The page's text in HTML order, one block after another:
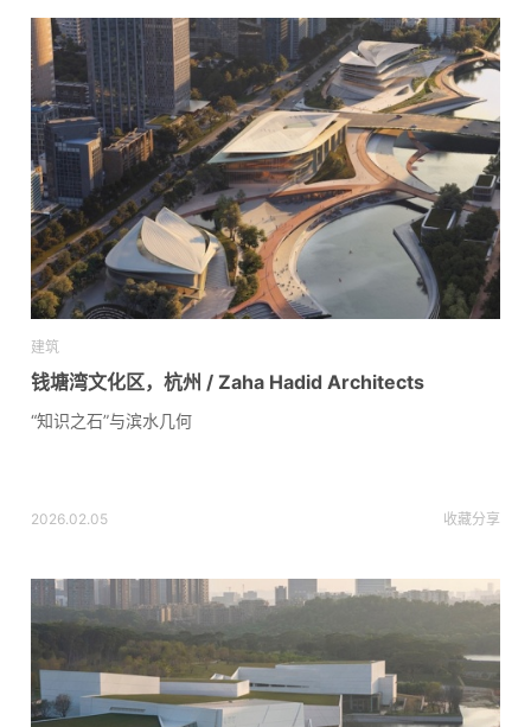
建筑
钱塘湾文化区，杭州 / Zaha Hadid Architects
“知识之石”与滨水几何
2026.02.05 收藏分享